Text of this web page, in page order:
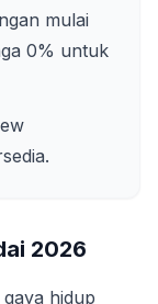
mulai
0% untuk
2026
hidup